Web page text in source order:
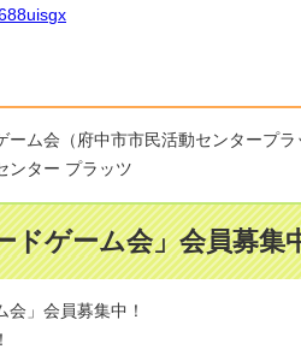
ム会（府中市市民活動センタープラ
ンター プラッツ
ドゲーム会」会員募集
会」会員募集中！